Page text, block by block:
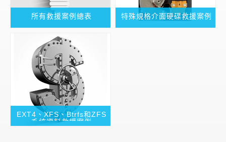
所有救援案例總表 特殊規格介面硬碟救援案例
EXT4、XFS、Btrfs和ZFS
系統資料救援案例